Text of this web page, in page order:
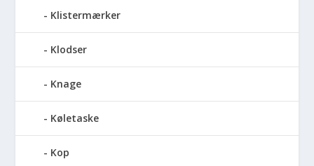
Klistermærker
Klodser
Knage
Køletaske
Kop